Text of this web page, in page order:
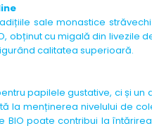
sale monastice
obținut cu migală din livezile
calitatea superioară.
papilele gustative, ci și
la menținerea nivelului de
poate contribui la